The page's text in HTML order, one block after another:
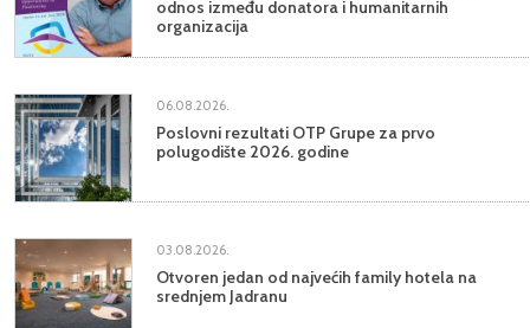
odnos između donatora i humanitarnih
organizacija
06.08.2026.
Poslovni rezultati OTP Grupe za prvo
polugodište 2026. godine
03.08.2026.
Otvoren jedan od najvećih family hotela na
srednjem Jadranu